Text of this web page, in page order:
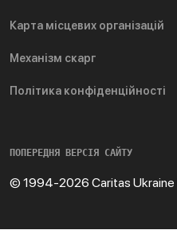
Карта місцевих організацій
Механізм скарг
Політика конфіденційності
ПОПЕРЕДНЯ ВЕРСІЯ САЙТУ
© 1994-2026 Caritas Ukraine